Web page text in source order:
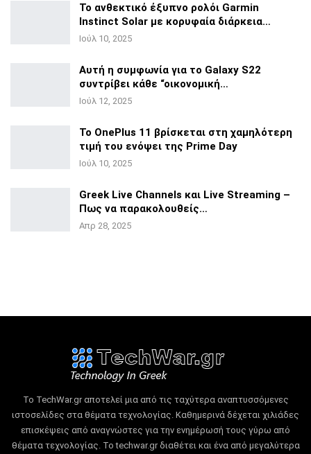
Το ανθεκτικό έξυπνο ρολόι Garmin
Instinct Solar με κορυφαία διάρκεια…
Ιούλ 10, 2025
Αυτή η συμφωνία για το Galaxy S22
συντρίβει κάθε “οικονομική…
Ιούλ 12, 2025
Το OnePlus 11 βρίσκεται στη χαμηλότερη
τιμή του ενόψει της Prime Day
Ιούλ 10, 2025
Greek Live Channels και Live Streaming –
Πως να παρακολουθείς…
Απρ 28, 2025
Το TechWar.gr αποτελεί μια από τις ταχύτερα αναπτυσσόμενες
ιστοσελίδες στα θέματα τεχνολογίας. Καθημερινά δέχεται χιλιάδες
επισκέψεις από αναγνώστες για την ενημέρωσή τους γύρω από
θέματα τεχνολογίας. Το techwar.gr διαθέτει και ένα από μεγαλύτερα